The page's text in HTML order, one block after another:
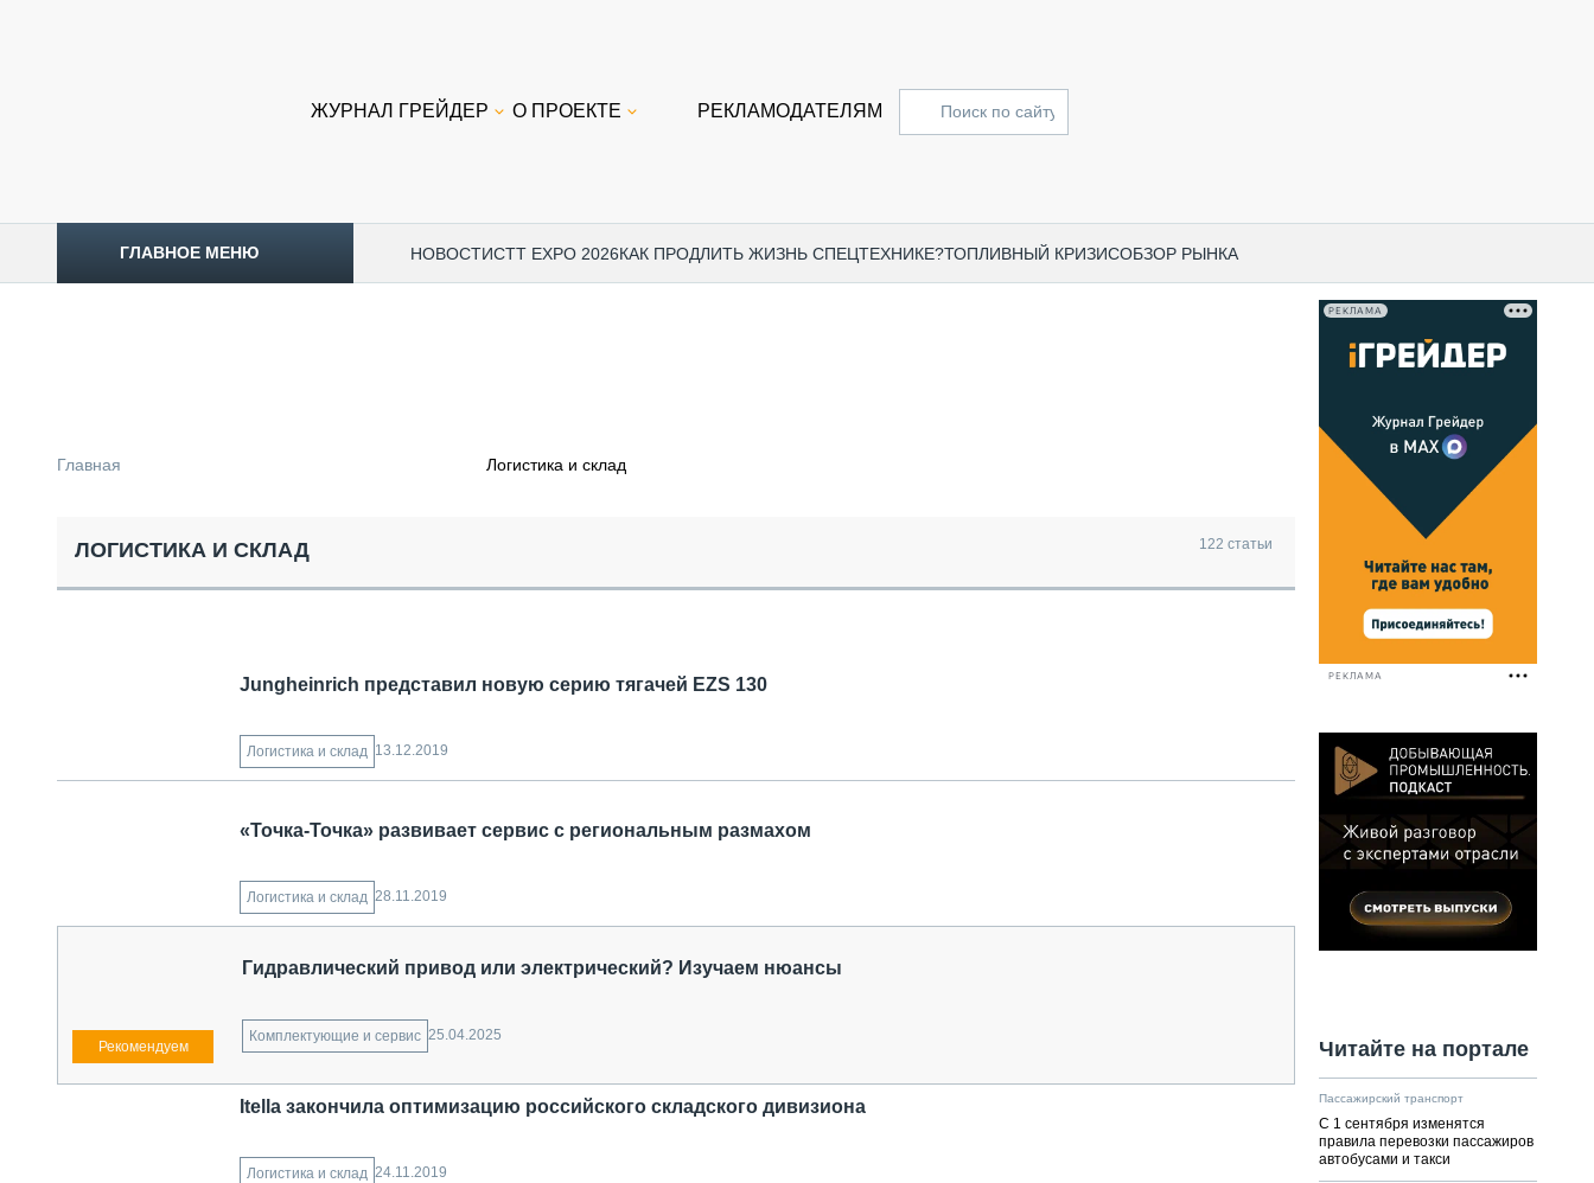
ЖУРНАЛ ГРЕЙДЕР О ПРОЕКТЕ РЕКЛАМОДАТЕЛЯМ
ГЛАВНОЕ МЕНЮ НОВОСТИCTT EXPO 2026КАК ПРОДЛИТЬ ЖИЗНЬ СПЕЦТЕХНИКЕ?ТОПЛИВНЫЙ КРИЗИСОБЗОР РЫНКА
СПЕЦТЕХНИКА И ТРАНСПОРТ
ТЕХНОЛОГИИ
СЕРВИСМЕНЫ
КОМТРАНС 2021
КОММУНАЛЬНАЯ ТЕХНИКА
Главная Логистика и склад
ЛОГИСТИКА И СКЛАД 122 статьи
Jungheinrich представил новую серию тягачей EZS 130
Логистика и склад 13.12.2019
«Точка-Точка» развивает сервис с региональным размахом
Логистика и склад 28.11.2019
Гидравлический привод или электрический? Изучаем нюансы
Комплектующие и сервис 25.04.2025
Itella закончила оптимизацию российского складского дивизиона
Логистика и склад 24.11.2019
РЕКЛАМА
РЕКЛАМА
Читайте на портале
Пассажирский транспорт
С 1 сентября изменятся
правила перевозки пассажиров
автобусами и такси